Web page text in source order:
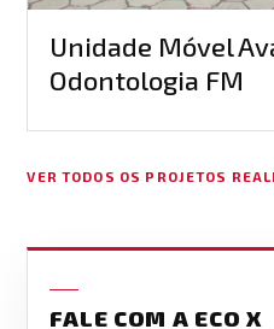
Unidade Móvel
Odontologia FM
VER TODOS OS PROJETOS
FALE COM A ECO X